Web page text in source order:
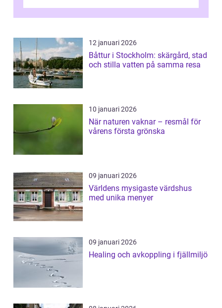
12 januari 2026
Båttur i Stockholm: skärgård, stad
och stilla vatten på samma resa
10 januari 2026
När naturen vaknar – resmål för
vårens första grönska
09 januari 2026
Världens mysigaste värdshus
med unika menyer
09 januari 2026
Healing och avkoppling i fjällmiljö